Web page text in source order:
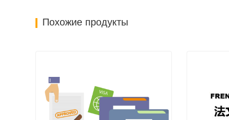
Похожие продукты